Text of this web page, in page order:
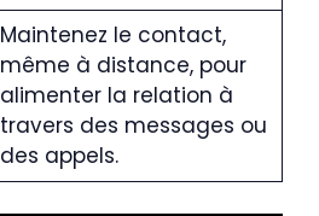
Maintenez le contact,
même à distance, pour
alimenter la relation à
travers des messages ou
des appels.